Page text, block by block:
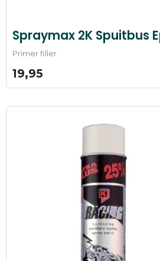
Spraymax 2K Spuitbus
Primer filler
19,95